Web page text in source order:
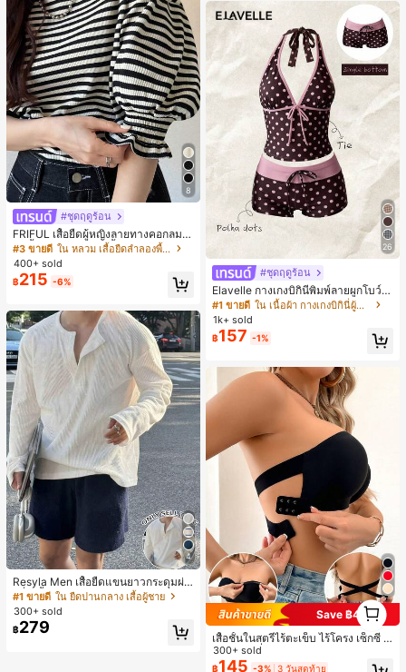
8
#ชุดฤดูร้อน
FRIFUL เสื้อยืดผู้หญิงลายทางคอกลมแ
ขนสั้นปลายแขนพับ เสื้อยืดกราฟิกฤดูร้
อน
#3 ขายดี
ใน หลวม เสื้อยืดลำลองพื้นฐาน
400+ sold
฿215 -6%
4
Resyla Men เสื้อยืดแขนยาวกระดุมผ่า
ครึ่งสีพื้นอเนกประสงค์ลำลองสำหรับผู้ช
าย
#1 ขายดี ใน ยืดปานกลาง เสื้อผู้ชาย
300+ sold
฿279
26
#ชุดฤดูร้อน
Elavelle กางเกงบิกินี่พิมพ์ลายผูกโบว์เอ
วสูงสำหรับผู้หญิง, ฤดูใบไม้ผลิ/ฤดูร้อน
#1 ขายดี
ใน เนื้อผ้า กางเกงบิกินี่ผู้หญิง
1k+ sold
฿157 -1%
Save ฿4
เสื้อชั้นในสตรีไร้ตะเข็บ ไร้โครง เซ็กซี่ ด้
านข้างไม่ลื่น แผ่นรองถอดได้ ลายไขว้ห
ลัง ไร้สาย สบายตลอดวัน
300+ sold
฿145 -3% 3 วันสุดท้าย
1
1